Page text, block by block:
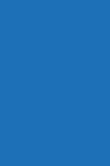
Nelerdir?
veya eğitim
İşte Mega
çıkan ve en çok